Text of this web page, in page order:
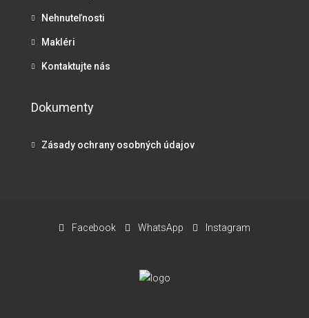
Nehnuteľnosti
Makléri
Kontaktujte nás
Dokumenty
Zásady ochrany osobných údajov
Facebook WhatsApp Instagram